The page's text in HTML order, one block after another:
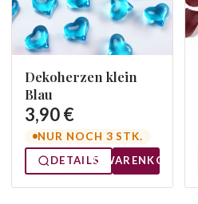
Dekoherzen klein
Blau
3,90 €
NUR NOCH 3 STK.
DETAILS
WARENKORB